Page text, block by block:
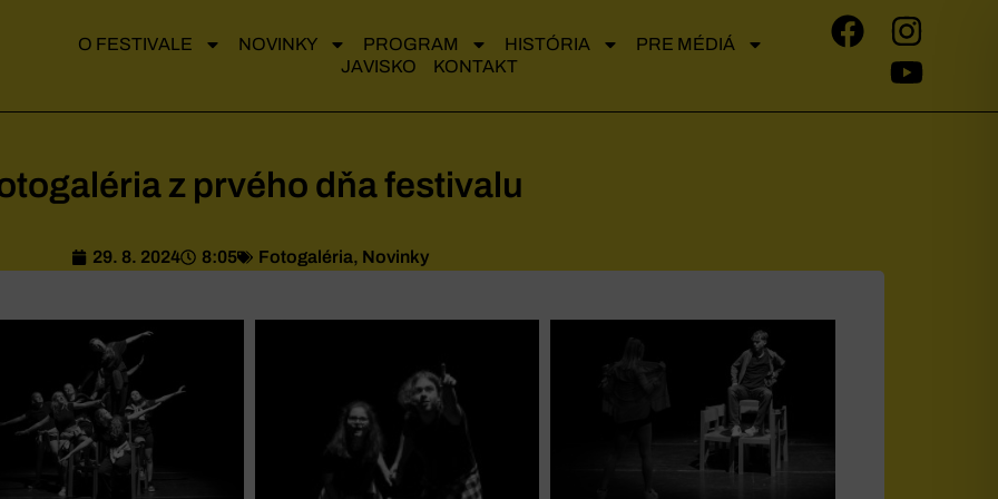
O FESTIVALE NOVINKY PROGRAM HISTÓRIA
PRE MÉDIÁ
JAVISKO
KONTAKT
z prvého dňa festivalu
29. 8. 2024 8:05 Fotogaléria, Novinky